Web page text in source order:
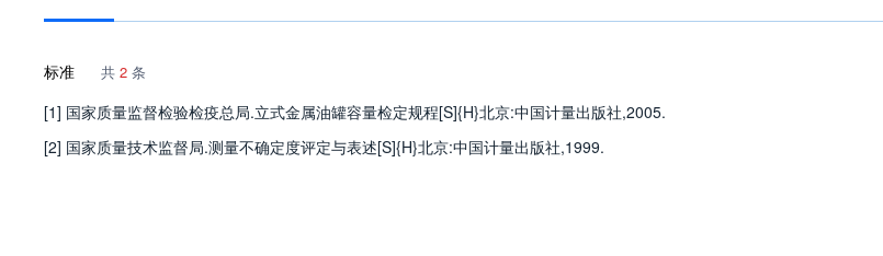
标准 共 2 条
[1] 国家质量监督检验检疫总局.立式金属油罐容量检定规程[S]{H}北京:中国计量出版社,2005.
[2] 国家质量技术监督局.测量不确定度评定与表述[S]{H}北京:中国计量出版社,1999.